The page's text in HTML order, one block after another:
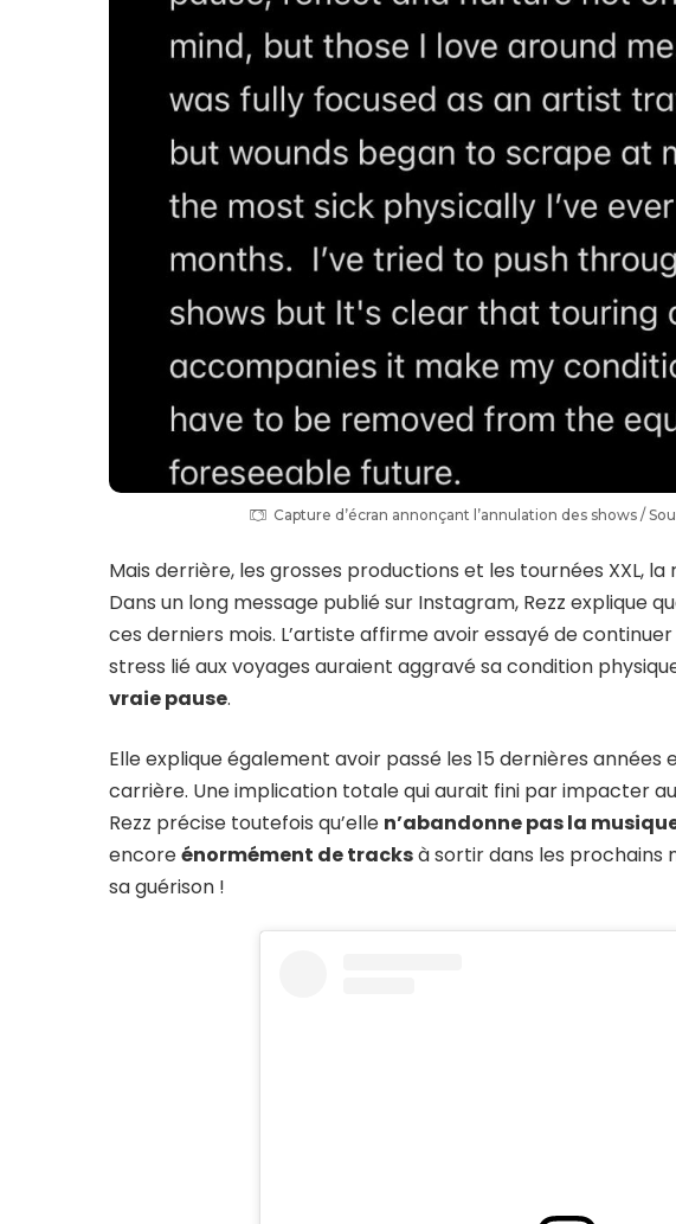
Capture d’écran annonçant l’annulation des shows /
Mais derrière, les grosses productions et les tournées XXL,
Dans un long message publié sur Instagram, Rezz explique
ces derniers mois. L’artiste affirme avoir essayé de
stress lié aux voyages auraient aggravé sa condition
vraie pause.
Elle explique également avoir passé les 15 dernières
carrière. Une implication totale qui aurait fini par impacter
Rezz précise toutefois qu’elle n’abandonne pas la
encoreénormément de tracksà sortir dans les prochains
sa guérison !